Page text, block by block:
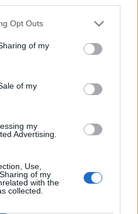
Opt Outs
of my
of my
my
Advertising.
Use,
of my
with the
collected.
χρόνος
ΑΡΘΡΑ